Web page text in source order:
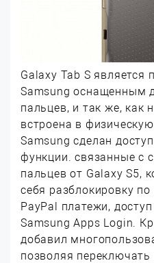
Galaxy Tab S
Samsung оснащенным
пальцев, и так же, как
встроена в
Samsung сделан
функции. связанные с
пальцев от Galaxy S5,
себя разблокировку
PayPal платежи,
Samsung Apps Login.
добавил
позволяя